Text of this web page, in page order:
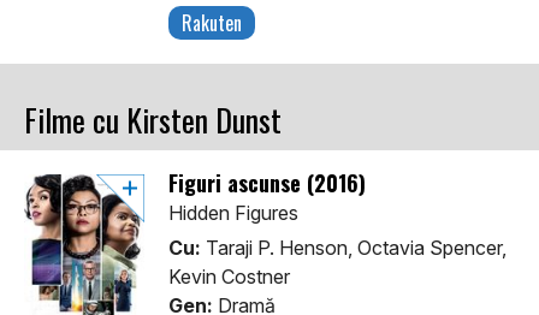
Rakuten
Filme cu Kirsten Dunst
Figuri ascunse (2016)
Hidden Figures
Cu: Taraji P. Henson, Octavia Spencer,
Kevin Costner
Gen: Dramă